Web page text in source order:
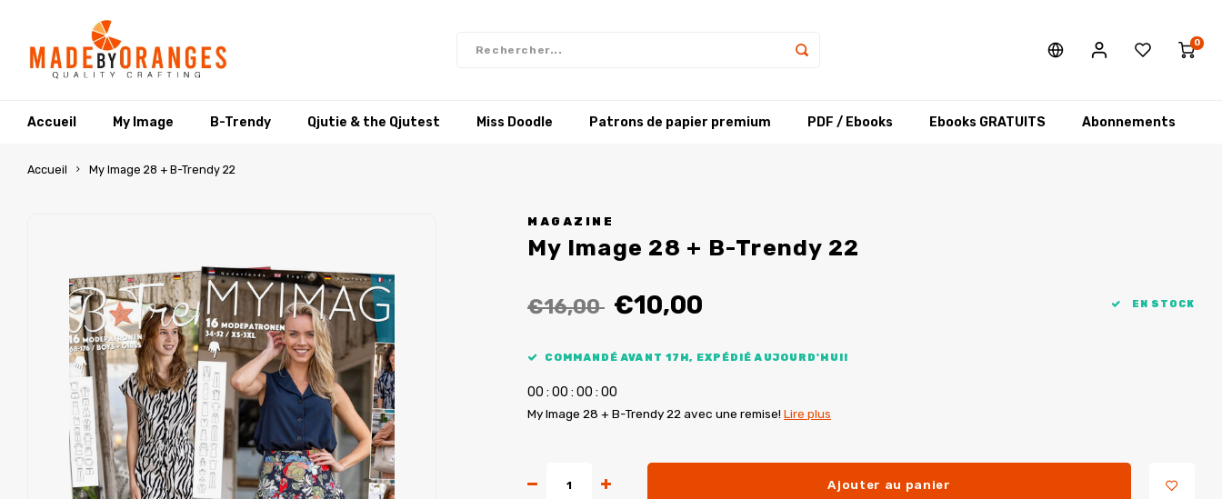
0
Accueil My Image B-Trendy Qjutie & the Qjutest Miss Doodle Patrons de papier premium PDF / Ebooks Ebooks GRATUITS Abonnements
Accueil My Image 28 + B-Trendy 22
MAGAZINE
My Image 28 + B-Trendy 22
€16,00 €10,00 EN STOCK
COMMANDÉ AVANT 17H, EXPÉDIÉ AUJOURD'HUI!
00 : 00 : 00 : 00
My Image 28 + B-Trendy 22 avec une remise! Lire plus
Ajouter au panier